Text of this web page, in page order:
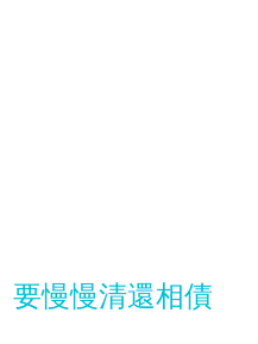
要慢慢清還相債